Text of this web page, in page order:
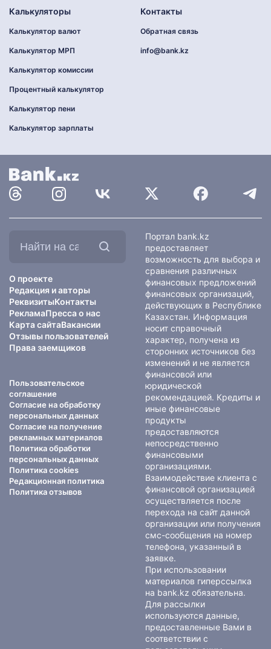
Калькуляторы
Калькулятор валют
Калькулятор МРП
Калькулятор комиссии
Процентный калькулятор
Калькулятор пени
Калькулятор зарплаты
Контакты
Обратная связь
info@bank.kz
О проекте
Редакция и авторы
РеквизитыКонтакты
РекламаПресса о нас
Карта сайтаВакансии
Отзывы пользователей
Права заемщиков
Пользовательское
соглашение
Согласие на обработку
персональных данных
Согласие на получение
рекламных материалов
Политика обработки
персональных данных
Политика cookies
Редакционная политика
Политика отзывов
Портал bank.kz
предоставляет
возможность для выбора и
сравнения различных
финансовых предложений
финансовых организаций,
действующих в Республике
Казахстан. Информация
носит справочный
характер, получена из
сторонних источников без
изменений и не является
финансовой или
юридической
рекомендацией. Кредиты и
иные финансовые
продукты
предоставляются
непосредственно
финансовыми
организациями.
Взаимодействие клиента с
финансовой организацией
осуществляется после
перехода на сайт данной
организации или получения
смс-сообщения на номер
телефона, указанный в
заявке.
При использовании
материалов гиперссылка
на bank.kz обязательна.
Для рассылки
используются данные,
предоставленные Вами в
соответствии с